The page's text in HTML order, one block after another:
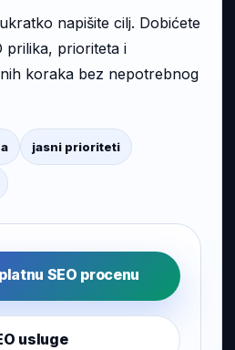
napišite cilj. Dobićete
prilika, prioriteta i
koraka bez nepotrebnog
jasni prioriteti
SEO procenu
usluge